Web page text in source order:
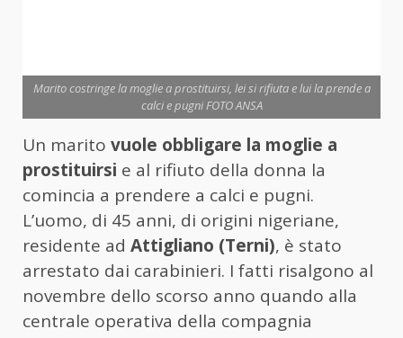
Marito costringe la moglie a prostituirsi, lei si rifiuta e lui la prende a
calci e pugni FOTO ANSA
Un marito vuole obbligare la moglie a
prostituirsi e al rifiuto della donna la
comincia a prendere a calci e pugni.
L’uomo, di 45 anni, di origini nigeriane,
residente ad Attigliano (Terni), è stato
arrestato dai carabinieri. I fatti risalgono al
novembre dello scorso anno quando alla
centrale operativa della compagnia